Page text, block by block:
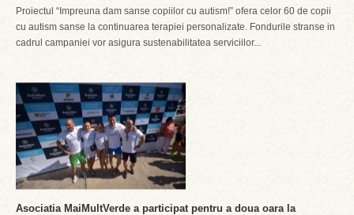
Proiectul “Impreuna dam sanse copiilor cu autism!” ofera celor 60 de copii
cu autism sanse la continuarea terapiei personalizate. Fondurile stranse in
cadrul campaniei vor asigura sustenabilitatea serviciilor...
Asociatia MaiMultVerde a participat pentru a doua oara la